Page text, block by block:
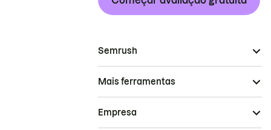
Semrush
Mais ferramentas
Empresa